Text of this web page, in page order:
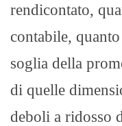
rendicontato,
contabile,
soglia della
di quelle
deboli a ridosso